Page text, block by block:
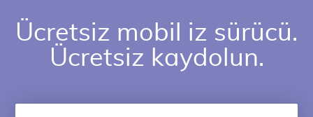
Ücretsiz mobil iz sürücü.
Ücretsiz kaydolun.